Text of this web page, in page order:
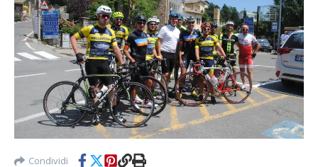
Condividi